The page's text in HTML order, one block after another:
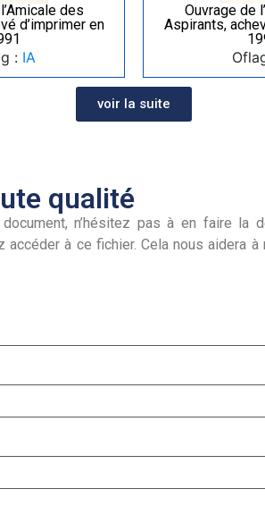
des
d’imprimer en
: IA
Ouvrage de
Aspirants,
voir la suite
qualité
n’hésitez pas à en faire
à ce fichier. Cela nous aidera